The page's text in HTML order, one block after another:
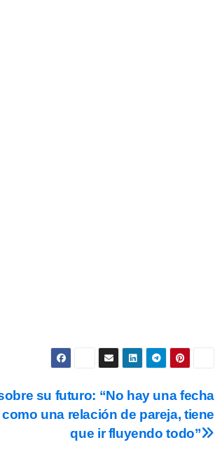
su futuro: “No hay una fecha
como una relación de pareja, tiene
que ir fluyendo todo”